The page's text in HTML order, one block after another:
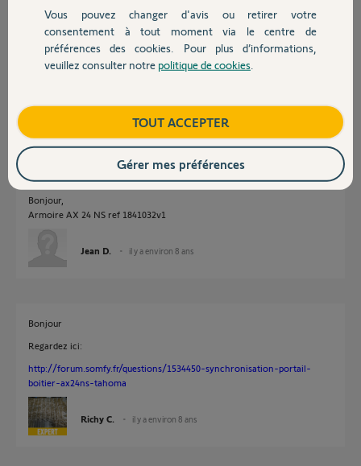
Devis avec un pro
Contact
Bonjour,
il y a environ 8 ans
Bonjour,
Armoire AX 24 NS ref 1841032v1
Jean D. il y a environ 8 ans
Bonjour
Regardez ici:
http://forum.somfy.fr/questions/1534450-synchronisation-portail-
boitier-ax24ns-tahoma
Richy C. il y a environ 8 ans
Vous pouvez changer d'avis ou retirer votre
consentement à tout moment via le centre de
préférences des cookies. Pour plus d’informations,
veuillez consulter notre politique de cookies
TOUT ACCEPTER
Gérer mes préférences